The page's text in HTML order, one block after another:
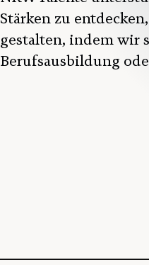
Stärken zu
gestalten, indem wir
Berufsausbildung